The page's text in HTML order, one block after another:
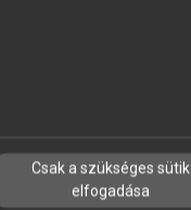
Csak a szükséges sütik
elfogadása